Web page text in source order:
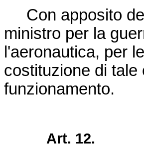
Con apposito
ministro per la
l'aeronautica, per
costituzione di
funzionamento.
Art. 12.